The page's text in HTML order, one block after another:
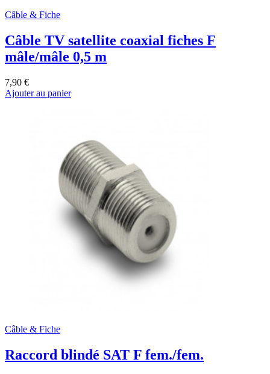
Câble & Fiche
Câble TV satellite coaxial fiches F
mâle/mâle 0,5 m
7,90 €
Ajouter au panier
Câble & Fiche
Raccord blindé SAT F fem./fem.